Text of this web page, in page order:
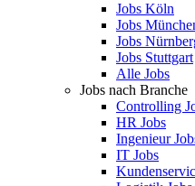
Jobs Köln
Jobs
Jobs
Jobs Stuttgart
Alle Jobs
Jobs nach Branche
Controlling
HR Jobs
Ingenieur
IT Jobs